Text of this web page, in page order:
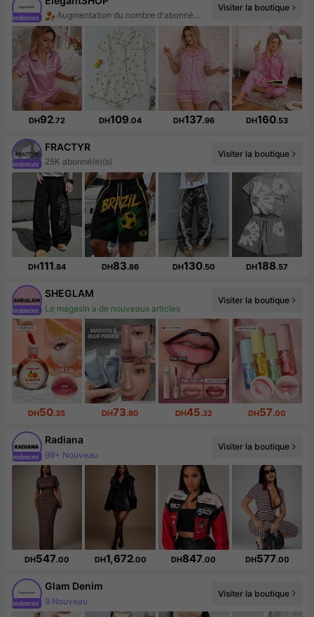
Hausse des ventes de 48%
Visiter la boutique
DH92.72 DH109.04 DH137.96 DH160.53
FRACTYR
25K abonné(e)(s)
Visiter la boutique
DH111.84 DH83.86 DH130.50 DH188.57
SHEGLAM
Visiter la boutique
DH50.35 DH73.80 DH45.32 DH57.00
Radiana
Visiter la boutique
DH547.00 DH1,672.00 DH847.00 DH577.00
Glam Denim
17K abonné(e)(s)
Visiter la boutique